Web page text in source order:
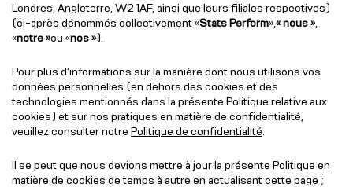
Londres, Angleterre, W2 1AF, ainsi que leurs filiales respectives)
(ci-après dénommés collectivement «Stats Perform»,« nous »
«notre »ou «nos »).
Pour plus d'informations sur la manière dont nous utilisons vos
données personnelles (en dehors des cookies et des
technologies mentionnés dans la présente Politique relative aux
cookies) et sur nos pratiques en matière de confidentialité,
veuillez consulter notre Politique de confidentialité
Il se peut que nous devions mettre à jour la présente Politique en
matière de cookies de temps à autre en actualisant cette page ;